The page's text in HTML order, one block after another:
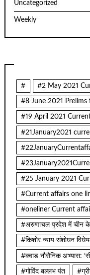
Uncategorized
Weekly
# #2 May 2021
#8 June 2021 Prelims
#19 April 2021
#21January2021
#25 January 2021
#Current affairs one
#oneliner Current
#अरुणाचल प्रदेश में चीन के
#किशोर न्याय संशोधन
#क्वाड नौसैनिक अभ्यास:
#गोविंद बल्लभ पंत